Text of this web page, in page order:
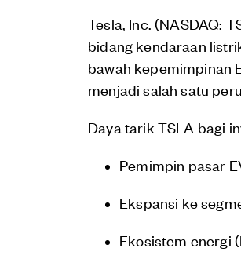
Tesla, Inc. (NASDAQ:
bidang kendaraan
bawah kepemimpinan
menjadi salah satu
Daya tarik TSLA bagi
Pemimpin pasar
Ekspansi ke
Ekosistem energi